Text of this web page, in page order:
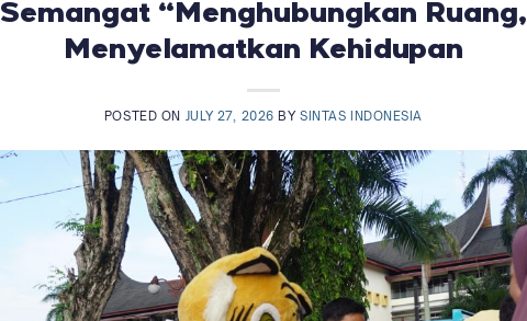
Semangat “Menghubungkan Ruang,
Menyelamatkan Kehidupan
POSTED ON JULY 27, 2026 BYSINTAS INDONESIA